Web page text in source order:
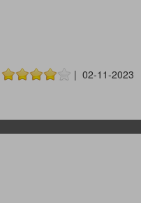
| 02-11-2023